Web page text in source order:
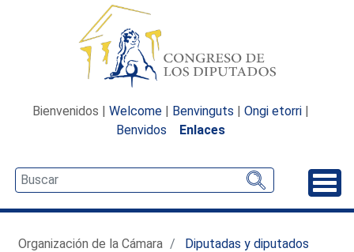
Bienvenidos | Welcome | Benvinguts | Ongi etorri |
Benvidos
Enlaces
Organización de la Cámara
Diputadas y diputados